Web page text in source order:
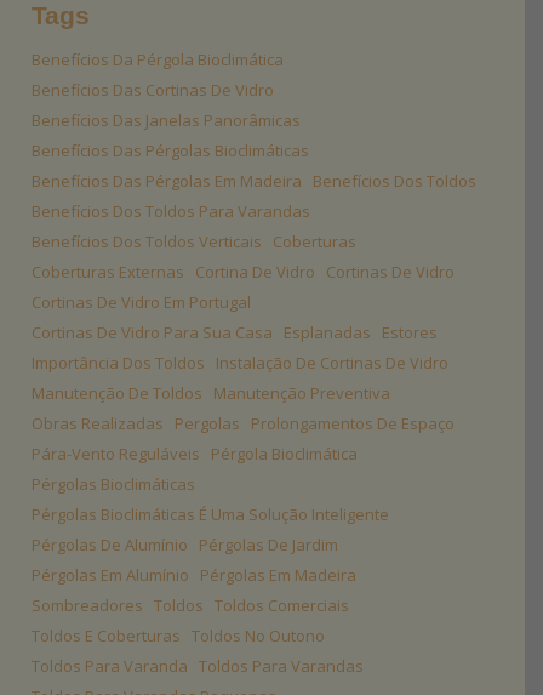
Tags
Benefícios Da Pérgola Bioclimática
Benefícios Das Cortinas De Vidro
Benefícios Das Janelas Panorâmicas
Benefícios Das Pérgolas Bioclimáticas
Benefícios Das Pérgolas Em Madeira
Benefícios Dos Toldos
Benefícios Dos Toldos Para Varandas
Benefícios Dos Toldos Verticais
Coberturas
Coberturas Externas
Cortina De Vidro
Cortinas De Vidro
Cortinas De Vidro Em Portugal
Cortinas De Vidro Para Sua Casa
Esplanadas
Estores
Importância Dos Toldos
Instalação De Cortinas De Vidro
Manutenção De Toldos
Manutenção Preventiva
Obras Realizadas
Pergolas
Prolongamentos De Espaço
Pára-Vento Reguláveis
Pérgola Bioclimática
Pérgolas Bioclimáticas
Pérgolas Bioclimáticas É Uma Solução Inteligente
Pérgolas De Alumínio
Pérgolas De Jardim
Pérgolas Em Alumínio
Pérgolas Em Madeira
Sombreadores Toldos Toldos Comerciais
Toldos E Coberturas Toldos No Outono
Toldos Para Varanda Toldos Para Varandas